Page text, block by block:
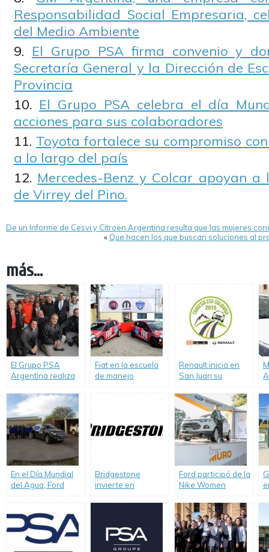
Responsabilidad Social Empresaria,
del Medio Ambiente
El Grupo PSA firma convenio y
Secretaría General y la Dirección de
Provincia
El Grupo PSA celebra el día
acciones para sus colaboradores
Toyota fortalece su compromiso
a lo largo del país
Mercedes-Benz y Colcar apoyan
de Virrey del Pino.
De un Informe de Cesvi y Citroën Argentina resulta que las mujeres
« Que hacen los que buscan soluciones al
más...
El Grupo PSA
Argentina realiza
un vehículo para
una institución
técnica de Mar del
Plata.
Fiat en la escuela
de manejo
Renault inicia en
San Juan su
Eco Solidaria
En el Día Mundial
del Agua, Ford
quienes más la
necesitan.
Bridgestone
invierte en
Ford participó de la
Nike Women
EcoSport como
Sponsor oficial.